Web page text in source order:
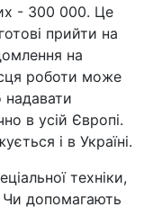
- 300 000. Це
прийти на
на
роботи може
в усій Європі.
і в Україні.
техніки,
допомагають